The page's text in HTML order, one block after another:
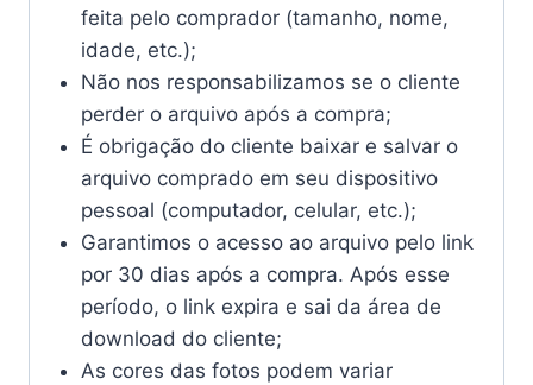
feita pelo comprador (tamanho, nome,
idade, etc.);
Não nos responsabilizamos se o cliente
perder o arquivo após a compra;
É obrigação do cliente baixar e salvar o
arquivo comprado em seu dispositivo
pessoal (computador, celular, etc.);
Garantimos o acesso ao arquivo pelo link
por 30 dias após a compra. Após esse
período, o link expira e sai da área de
download do cliente;
As cores das fotos podem variar